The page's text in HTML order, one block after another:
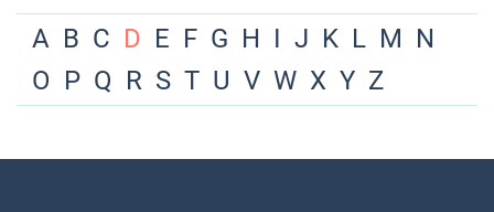
A B C D E F G H I J K L M N
O P Q R S T U V W X Y Z